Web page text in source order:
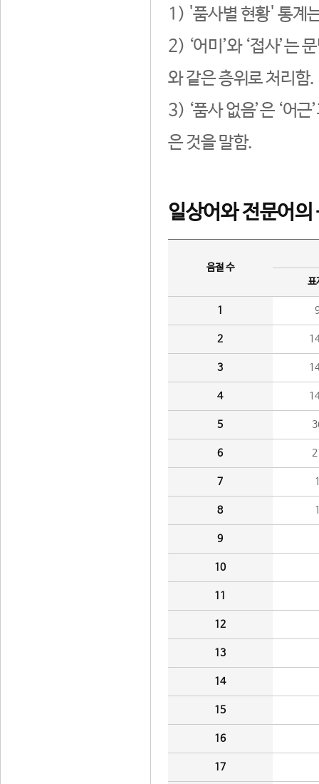
1) '품사별 현황' 통계
2) ‘어미’와 ‘접사’는
와 같은 층위로 처리함.
3) ‘품사 없음’은 ‘어
은 것을 말함.
일상어와 전문어의
음절 수
표
1
2
3
4
5
6
7
8
9
10
11
12
13
14
15
16
17